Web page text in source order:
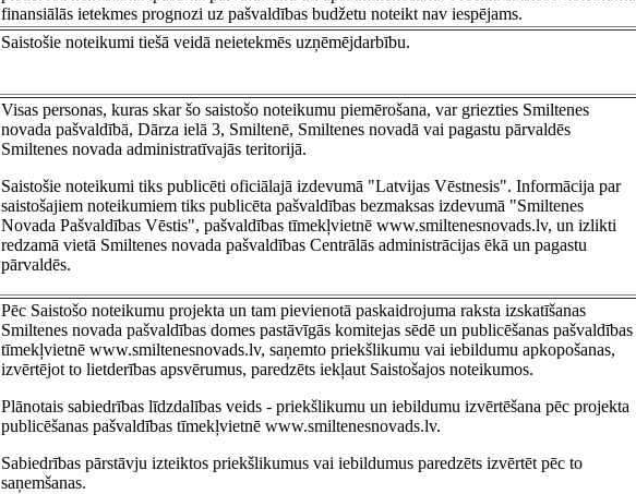
finansiālās ietekmes prognozi uz pašvaldības budžetu noteikt nav iespējams.
Saistošie noteikumi tiešā veidā neietekmēs uzņēmējdarbību.
Visas personas, kuras skar šo saistošo noteikumu piemērošana, var griezties Smiltenes
novada pašvaldībā, Dārza ielā 3, Smiltenē, Smiltenes novadā vai pagastu pārvaldēs
Smiltenes novada administratīvajās teritorijā.
Saistošie noteikumi tiks publicēti oficiālajā izdevumā "Latvijas Vēstnesis". Informācija par
saistošajiem noteikumiem tiks publicēta pašvaldības bezmaksas izdevumā "Smiltenes
Novada Pašvaldības Vēstis", pašvaldības tīmekļvietnē www.smiltenesnovads.lv, un izlikti
redzamā vietā Smiltenes novada pašvaldības Centrālās administrācijas ēkā un pagastu
pārvaldēs.
Pēc Saistošo noteikumu projekta un tam pievienotā paskaidrojuma raksta izskatīšanas
Smiltenes novada pašvaldības domes pastāvīgās komitejas sēdē un publicēšanas pašvaldības
tīmekļvietnē www.smiltenesnovads.lv, saņemto priekšlikumu vai iebildumu apkopošanas,
izvērtējot to lietderības apsvērumus, paredzēts iekļaut Saistošajos noteikumos.
Plānotais sabiedrības līdzdalības veids - priekšlikumu un iebildumu izvērtēšana pēc projekta
publicēšanas pašvaldības tīmekļvietnē www.smiltenesnovads.lv.
Sabiedrības pārstāvju izteiktos priekšlikumus vai iebildumus paredzēts izvērtēt pēc to
saņemšanas.